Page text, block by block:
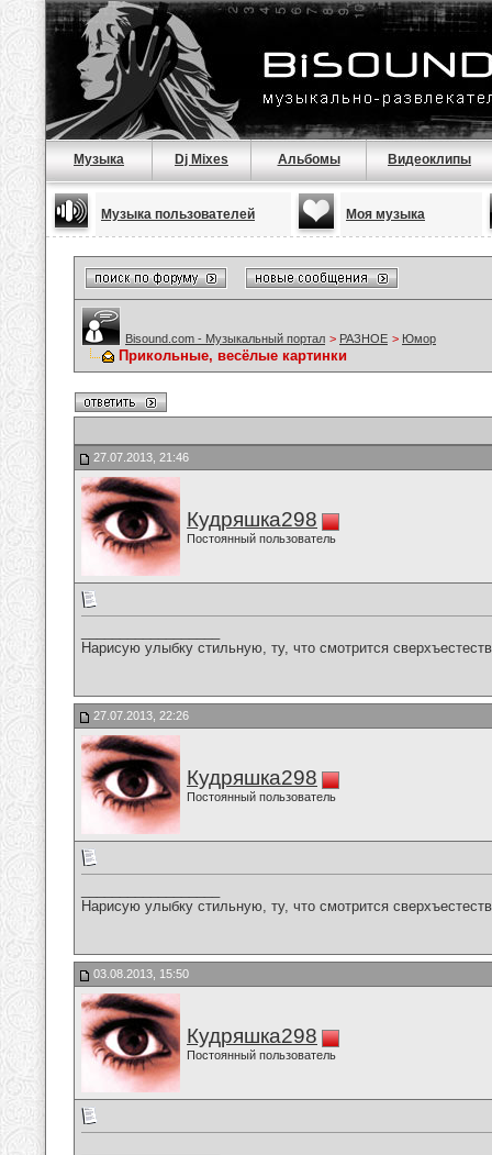
Музыка Dj Mixes Альбомы Видеоклипы
Музыка пользователей Моя музыка
Bisound.com - Музыкальный портал > РАЗНОЕ > Юмор
Прикольные, весёлые картинки
27.07.2013, 21:46
Кудряшка298
Постоянный пользователь
Нарисую улыбку стильную, ту, что смотрится
27.07.2013, 22:26
Кудряшка298
Постоянный пользователь
Нарисую улыбку стильную, ту, что смотрится
03.08.2013, 15:50
Кудряшка298
Постоянный пользователь